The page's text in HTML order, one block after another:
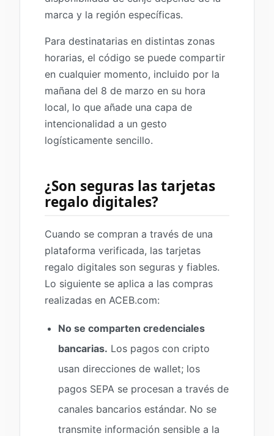
marca y la región específicas.
Para destinatarias en distintas zonas
horarias, el código se puede compartir
en cualquier momento, incluido por la
mañana del 8 de marzo en su hora
local, lo que añade una capa de
intencionalidad a un gesto
logísticamente sencillo.
¿Son seguras las tarjetas
regalo digitales?
Cuando se compran a través de una
plataforma verificada, las tarjetas
regalo digitales son seguras y fiables.
Lo siguiente se aplica a las compras
realizadas en ACEB.com:
No se comparten credenciales
bancarias. Los pagos con cripto
usan direcciones de wallet; los
pagos SEPA se procesan a través de
canales bancarios estándar. No se
transmite información sensible a la